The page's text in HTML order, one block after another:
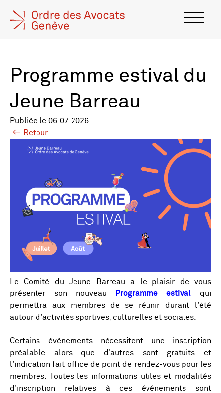
Programme estival du
Jeune Barreau
Publiée le 06.07.2026
Retour
Le Comité du Jeune Barreau a le plaisir de vous
présenter son nouveau
Programme estival qui
permettra aux membres de se réunir durant l'été
autour d'activités sportives, culturelles et sociales.
Certains événements nécessitent une inscription
préalable alors que d'autres sont gratuits et
l'indication fait office de point de rendez-vous pour les
membres. Toutes les informations utiles et modalités
d'inscription relatives à ces événements sont